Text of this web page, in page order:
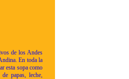
de los Andes
En toda la
esta sopa como
papas, leche,